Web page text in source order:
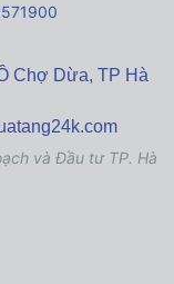
Chợ Dừa, TP Hà
và Đầu tư TP. Hà